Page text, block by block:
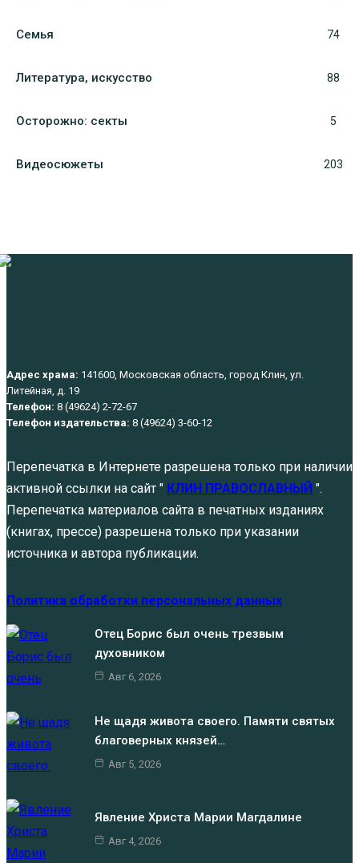
Семья 74
Литература, искуcство 88
Осторожно: секты 5
Видеосюжеты 203
Адрес храма: 141600, Московская область, город Клин, ул.
Литейная, д. 19
Телефон: 8 (49624) 2-72-67
Телефон издательства: 8 (49624) 3-60-12
Перепечатка в Интернете разрешена только при наличии
активной ссылки на сайт " КЛИН ПРАВОСЛАВНЫЙ ".
Перепечатка материалов сайта в печатных изданиях
(книгах, прессе) разрешена только при указании
источника и автора публикации.
Политика обработки персональных данных
Отец Борис был очень трезвым
духовником
Авг 6, 2026
Не щадя живота своего. Памяти святых
благоверных князей…
Авг 5, 2026
Явление Христа Марии Магдалине
Авг 4, 2026